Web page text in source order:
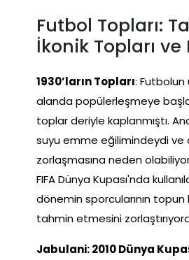
Futbol Topları:
İkonik Topları
1930’ların Topları: Futbolun
alanda popülerleşmeye
toplar deriyle kaplanmıştı.
suyu emme eğilimindeydi ve
zorlaşmasına neden
FIFA Dünya Kupası'nda
dönemin sporcularının topun
tahmin etmesini
Jabulani: 2010 Dünya